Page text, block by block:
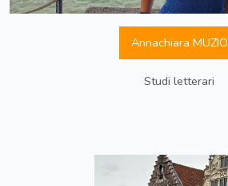
Annachiara MUZIO
Studi letterari